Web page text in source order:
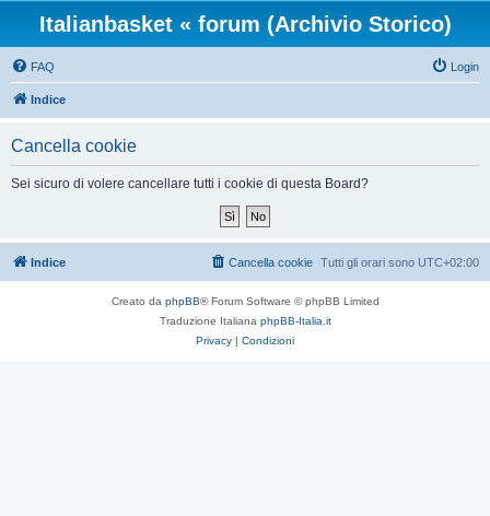
Italianbasket « forum (Archivio Storico)
FAQ Login
Indice
Cancella cookie
Sei sicuro di volere cancellare tutti i cookie di questa Board?
Indice Tutti gli orari sono UTC+02:00
Cancella cookie
Creato da phpBB® Forum Software © phpBB Limited
Traduzione Italiana phpBB-Italia.it
Privacy | Condizioni